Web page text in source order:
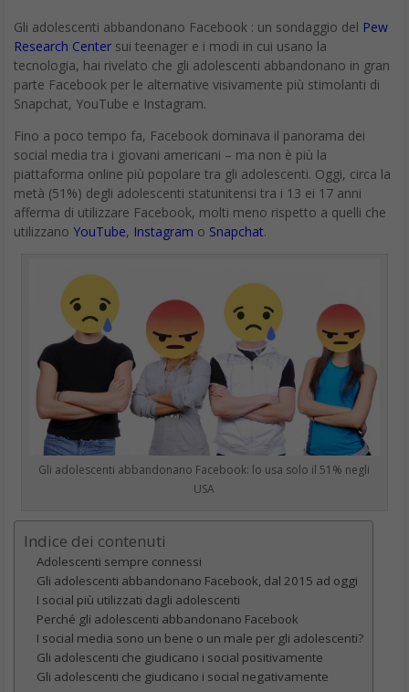
Gli adolescenti abbandonano Facebook : un sondaggio del Pew
Research Center sui teenager e i modi in cui usano la
tecnologia, hai rivelato che gli adolescenti abbandonano in gran
parte Facebook per le alternative visivamente più stimolanti di
Snapchat, YouTube e Instagram.
Fino a poco tempo fa, Facebook dominava il panorama dei
social media tra i giovani americani – ma non è più la
piattaforma online più popolare tra gli adolescenti. Oggi, circa la
metà (51%) degli adolescenti statunitensi tra i 13 ei 17 anni
afferma di utilizzare Facebook, molti meno rispetto a quelli che
utilizzano YouTube, Instagram o Snapchat.
Gli adolescenti abbandonano Facebook: lo usa solo il 51% negli
USA
Indice dei contenuti
Adolescenti sempre connessi
Gli adolescenti abbandonano Facebook, dal 2015 ad oggi
I social più utilizzati dagli adolescenti
Perché gli adolescenti abbandonano Facebook
I social media sono un bene o un male per gli adolescenti?
Gli adolescenti che giudicano i social positivamente
Gli adolescenti che giudicano i social negativamente